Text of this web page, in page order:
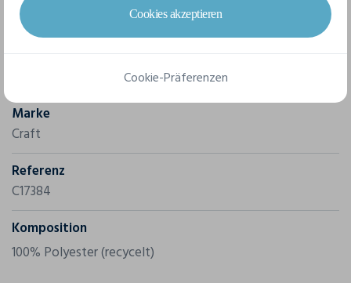
Marke
Craft
Referenz
C17384
Komposition
100% Polyester (recycelt)
Cookies akzeptieren
Cookie-Präferenzen